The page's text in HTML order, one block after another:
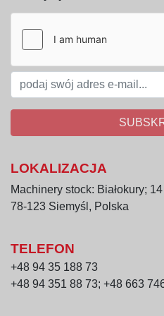
procesach filtracji i
wydajność do 5.000
samoczyszczący
skuteczne
wysoka prędkość
ograniczenie
łatwa integracja z
LOKALIZACJA
Machinery stock: Białokury; 14
78-123 Siemyśl, Polska
TELEFON
+48 94 35 188 73
+48 94 351 88 73; +48 663